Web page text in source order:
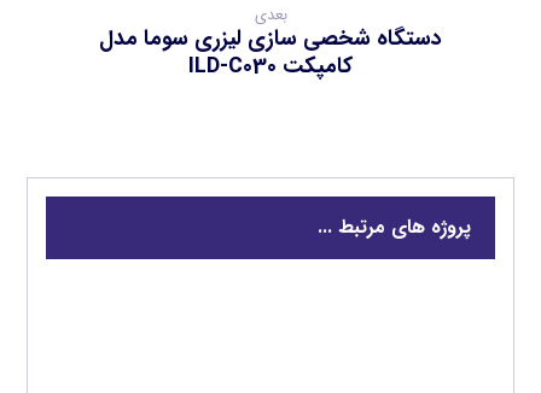
بعدی
دستگاه شخصی سازی لیزری سوما مدل
کامپکت ILD-C030
پروژه های مرتبط ...